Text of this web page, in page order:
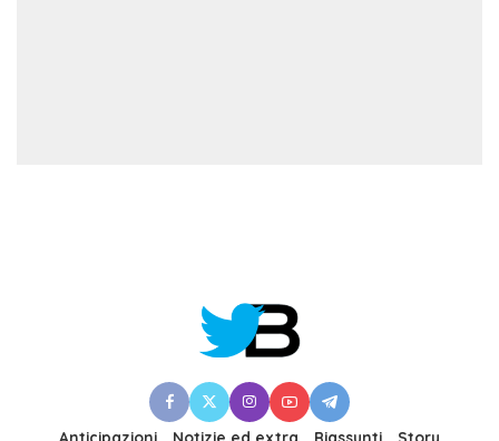
Anticipazioni Notizie ed extra Riassunti Story